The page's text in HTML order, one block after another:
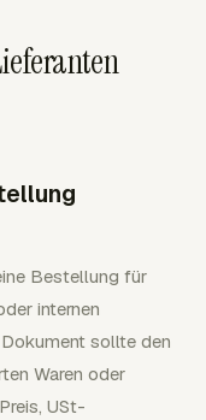
Bestellung für
internen
sollte den
Waren oder
USt-